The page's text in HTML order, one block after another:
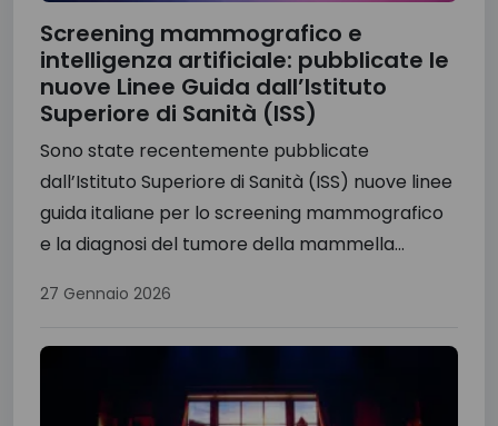
Screening mammografico e
intelligenza artificiale: pubblicate le
nuove Linee Guida dall’Istituto
Superiore di Sanità (ISS)
Sono state recentemente pubblicate
dall’Istituto Superiore di Sanità (ISS) nuove linee
guida italiane per lo screening mammografico
e la diagnosi del tumore della mammella...
27 Gennaio 2026